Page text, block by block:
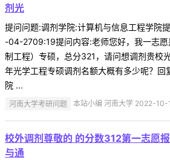
剂光
提问问题:调剂学院:计算机与信息工程学院
-04-2709:19提问内容:老师您好，我一志
制工程）专硕，总分321，请问想调剂贵校
年光学工程专硕调剂名额大概有多少呢？回
院 ...
河南大学考研问题 本站小编 河南大学 2022-10-
校外调剂尊敬的 的分数312第一志愿
与通